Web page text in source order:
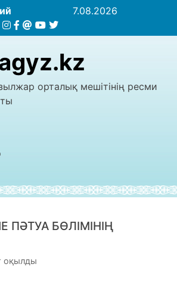
7.08.2026
орталық мешітінің ресми
ПӘТУА БӨЛІМІНІҢ
оқылды